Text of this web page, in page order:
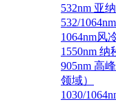
532nm 亚
532/
1064nm风
1550nm
905nm 高
领域）
1030/